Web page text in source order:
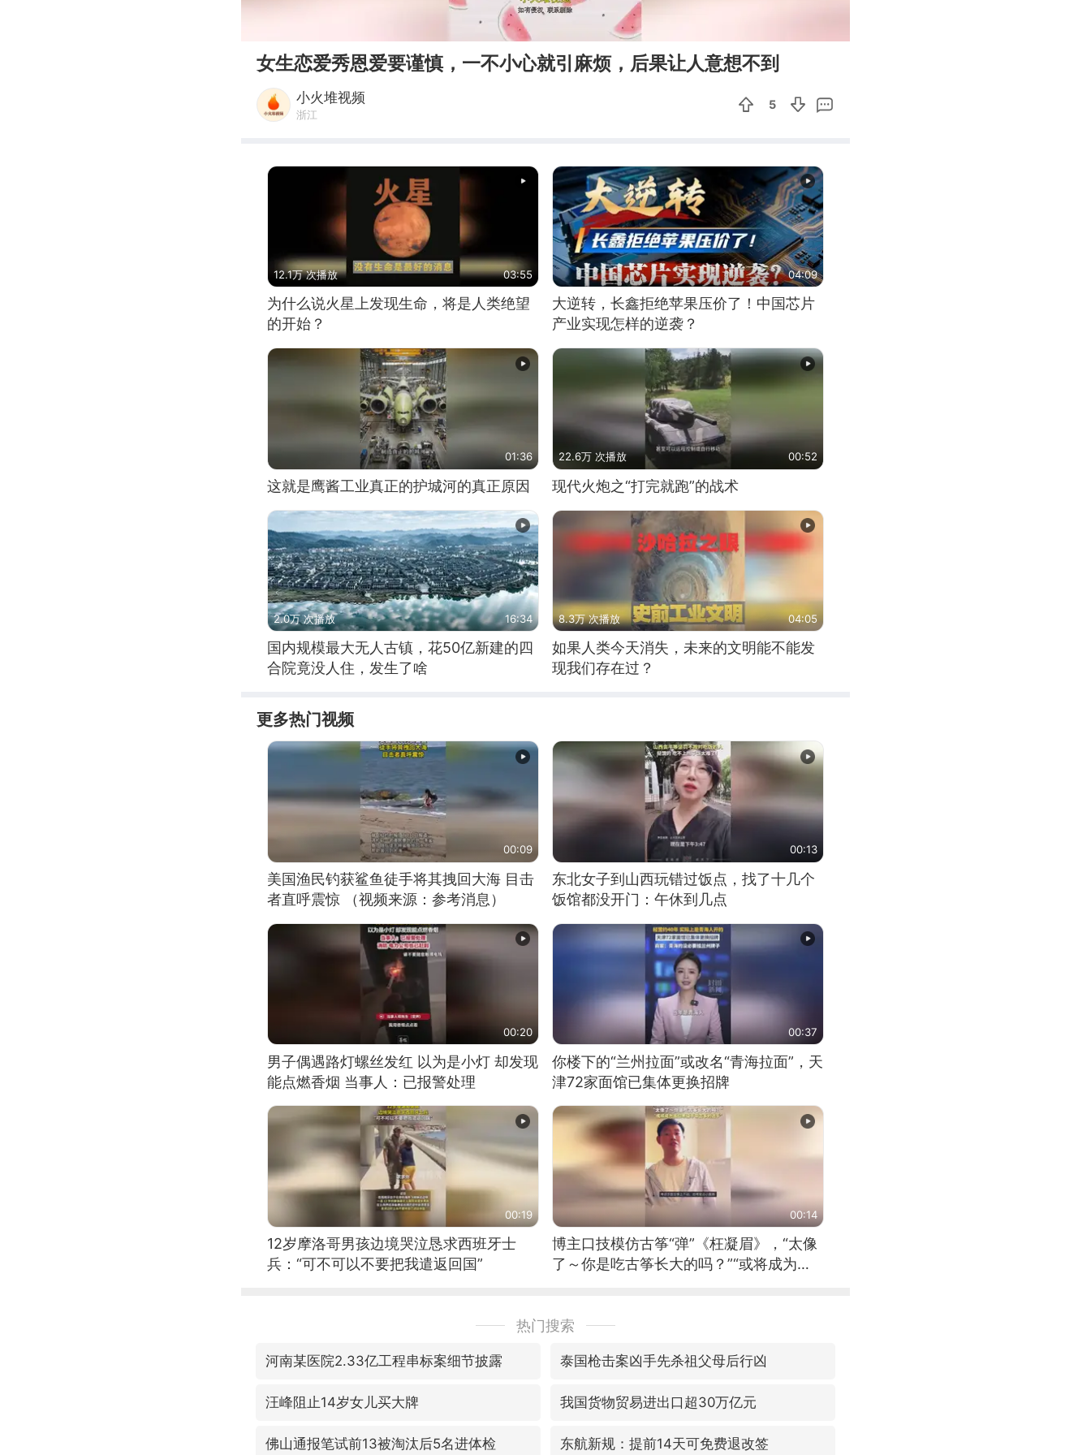
女生恋爱秀恩爱要谨慎，一不小心就引麻烦，后果让人意想不到
小火堆视频
浙江
5
12.1万 次播放 03:55
为什么说火星上发现生命，将是人类绝望
的开始？
04:09
大逆转，长鑫拒绝苹果压价了！中国芯片
产业实现怎样的逆袭？
01:36
这就是鹰酱工业真正的护城河的真正原因
22.6万 次播放 00:52
现代火炮之“打完就跑”的战术
2.0万 次播放 16:34
国内规模最大无人古镇，花50亿新建的四
合院竟没人住，发生了啥
8.3万 次播放 04:05
如果人类今天消失，未来的文明能不能发
现我们存在过？
更多热门视频
00:09
美国渔民钓获鲨鱼徒手将其拽回大海 目击
者直呼震惊 （视频来源：参考消息）
00:13
东北女子到山西玩错过饭点，找了十几个
饭馆都没开门：午休到几点
00:20
男子偶遇路灯螺丝发红 以为是小灯 却发现
能点燃香烟 当事人：已报警处理
00:37
你楼下的“兰州拉面”或改名“青海拉面”，天
津72家面馆已集体更换招牌
00:19
12岁摩洛哥男孩边境哭泣恳求西班牙士
兵：“可不可以不要把我遣返回国”
00:14
博主口技模仿古筝“弹”《枉凝眉》，“太像
了～你是吃古筝长大的吗？”“或将成为首
热门搜索
河南某医院2.33亿工程串标案细节披露 泰国枪击案凶手先杀祖父母后行凶
汪峰阻止14岁女儿买大牌 我国货物贸易进出口超30万亿元
佛山通报笔试前13被淘汰后5名进体检 东航新规：提前14天可免费退改签